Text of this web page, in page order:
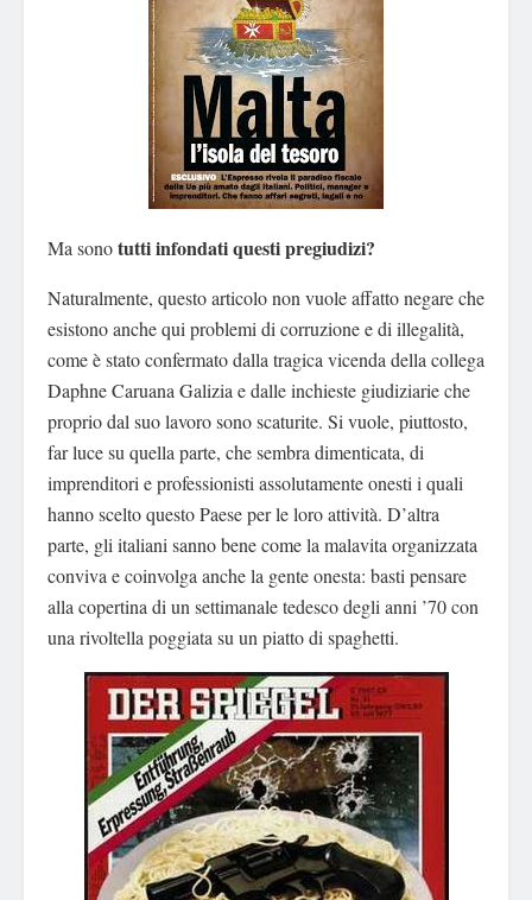
Ma sonotutti infondati questi pregiudizi?
Naturalmente, questo articolo non vuole affatto negare che
esistono anche qui problemi di corruzione e di illegalità,
come è stato confermato dalla tragica vicenda della collega
Daphne Caruana Galizia e dalle inchieste giudiziarie che
proprio dal suo lavoro sono scaturite. Si vuole, piuttosto,
far luce su quella parte, che sembra dimenticata, di
imprenditori e professionisti assolutamente onesti i quali
hanno scelto questo Paese per le loro attività. D’altra
parte, gli italiani sanno bene come la malavita organizzata
conviva e coinvolga anche la gente onesta: basti pensare
alla copertina di un settimanale tedesco degli anni ’70 con
una rivoltella poggiata su un piatto di spaghetti.